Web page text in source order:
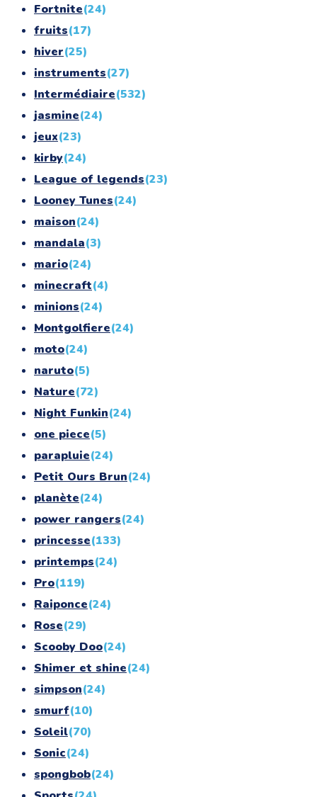
Fortnite(24)
fruits(17)
hiver(25)
instruments(27)
Intermédiaire(532)
jasmine(24)
jeux(23)
kirby(24)
League of legends(23)
Looney Tunes(24)
maison(24)
mandala(3)
mario(24)
minecraft(4)
minions(24)
Montgolfiere(24)
moto(24)
naruto(5)
Nature(72)
Night Funkin(24)
one piece(5)
parapluie(24)
Petit Ours Brun(24)
planète(24)
power rangers(24)
princesse(133)
printemps(24)
Pro(119)
Raiponce(24)
Rose(29)
Scooby Doo(24)
Shimer et shine(24)
simpson(24)
smurf(10)
Soleil(70)
Sonic(24)
spongbob(24)